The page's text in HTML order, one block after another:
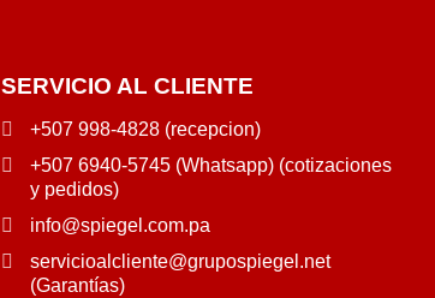
SERVICIO AL CLIENTE
+507 998-4828 (recepcion)
+507 6940-5745 (Whatsapp) (cotizaciones
y pedidos)
info@spiegel.com.pa
servicioalcliente@grupospiegel.net
(Garantías)